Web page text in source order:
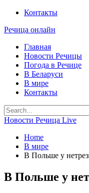
Контакты
Речица онлайн
Главная
Новости Речицы
Погода в Речице
В Беларуси
В мире
Контакты
Новости Речица Live
Home
В мире
В Польше у
В Польше у